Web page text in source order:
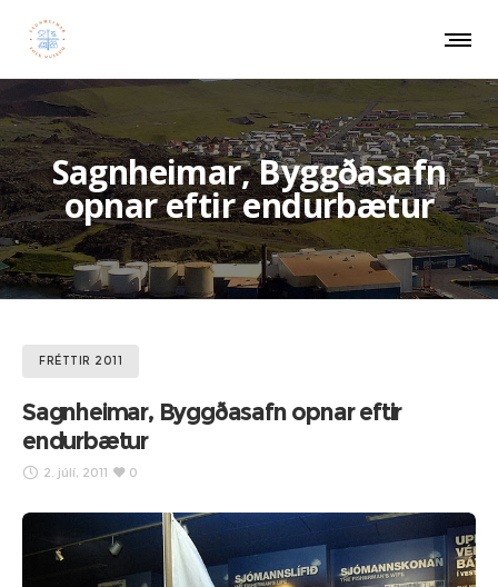
Sagnheimar, Byggðasafn
opnar eftir endurbætur
FRÉTTIR 2011
Sagnheimar, Byggðasafn opnar eftir
endurbætur
2. júlí, 2011 0